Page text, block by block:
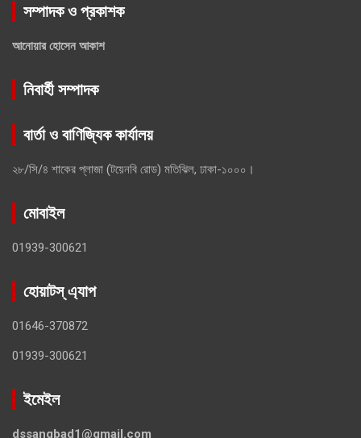
সম্পাদক ও প্রকাশক
আনোয়ার হোসেন আকাশ
নিবার্হী সম্পাদক
বার্তা ও বাণিজ্যিক কার্যালয়
২৮/সি/৪ শাকের প্লাজা (টয়েনবি রোড) মতিঝিল, ঢাকা-১০০০।
মোবাইল
01939-300621
হোয়াটস্ এ্যাপ
01646-370872
01939-300621
ইমেইল
dssangbad1@gmail.com